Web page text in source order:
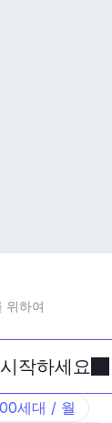
위하여
작하세요
세대 / 월